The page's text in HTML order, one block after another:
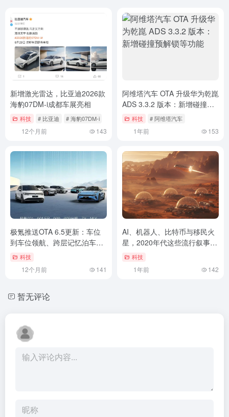
新增激光雷达，比亚迪2026款
海豹07DM-i成都车展亮相
科技 # 比亚迪 # 海豹07DM-i
12个月前 143
阿维塔汽车 OTA 升级华为乾崑
ADS 3.3.2 版本：新增碰撞预
解锁等功能
科技 # 阿维塔汽车
1年前 153
极氪推送OTA 6.5更新：车位
到车位领航、跨层记忆泊车等
功能上线
科技
12个月前 141
AI、机器人、比特币与移民火
星，2020年代这些流行叙事你
未必真的听懂了
科技
1年前 142
暂无评论